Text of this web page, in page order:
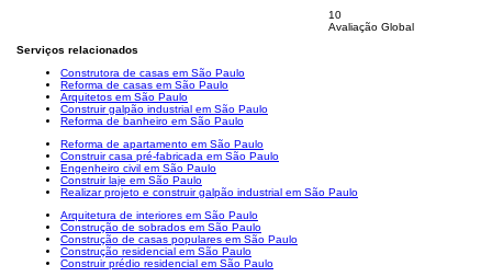
10
Avaliação Global
Serviços relacionados
Construtora de casas em São Paulo
Reforma de casas em São Paulo
Arquitetos em São Paulo
Construir galpão industrial em São Paulo
Reforma de banheiro em São Paulo
Reforma de apartamento em São Paulo
Construir casa pré-fabricada em São Paulo
Engenheiro civil em São Paulo
Construir laje em São Paulo
Realizar projeto e construir galpão industrial em São Paulo
Arquitetura de interiores em São Paulo
Construção de sobrados em São Paulo
Construção de casas populares em São Paulo
Construção residencial em São Paulo
Construir prédio residencial em São Paulo